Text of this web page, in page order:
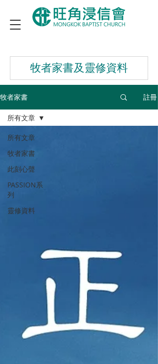
牧者家書及靈修資料
牧者家書 註冊
所有文章
牧者家書
此刻心聲
PASSION系
列
靈修資料
所有文章